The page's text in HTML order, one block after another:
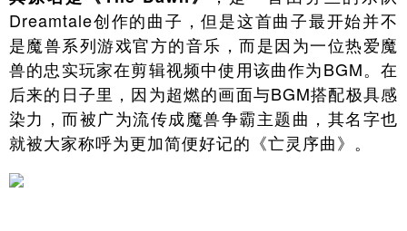
Dreamtale创作的曲子，但是这首曲子最开始并不
是魔兽系列游戏官方的音乐，而是因为一位热爱魔
兽的忠实玩家在剪辑视频中使用该曲作为BGM。在
后来的日子里，因为超燃的画面与BGM搭配极具感
染力，而被广为流传成魔兽争霸主题曲，其名字也
就被大家称呼为更加简便好记的《亡灵序曲》。